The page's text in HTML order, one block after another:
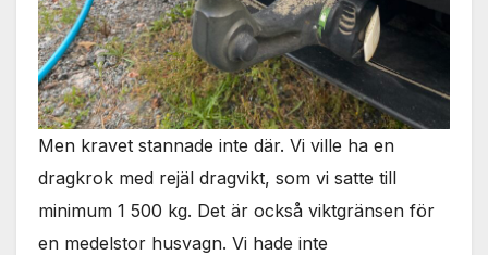
Men kravet stannade inte där. Vi ville ha en
dragkrok med rejäl dragvikt, som vi satte till
minimum 1 500 kg. Det är också viktgränsen för
en medelstor husvagn. Vi hade inte